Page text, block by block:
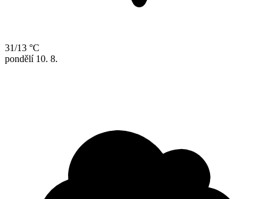
31/13 °C
pondělí 10. 8.